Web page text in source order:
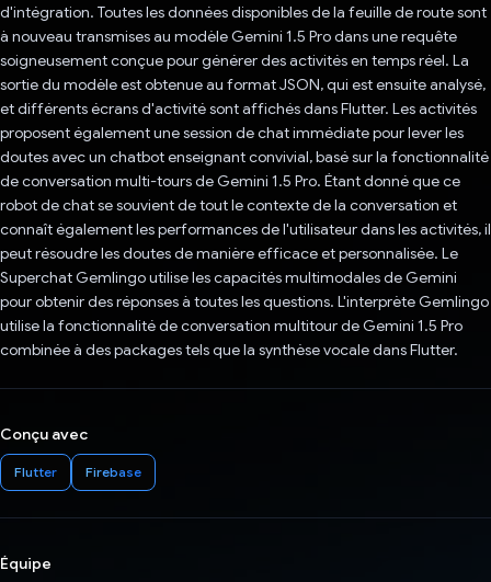
d'intégration. Toutes les données disponibles de la feuille de route sont
à nouveau transmises au modèle Gemini 1.5 Pro dans une requête
soigneusement conçue pour générer des activités en temps réel. La
sortie du modèle est obtenue au format JSON, qui est ensuite analysé,
et différents écrans d'activité sont affichés dans Flutter. Les activités
proposent également une session de chat immédiate pour lever les
doutes avec un chatbot enseignant convivial, basé sur la fonctionnalité
de conversation multi-tours de Gemini 1.5 Pro. Étant donné que ce
robot de chat se souvient de tout le contexte de la conversation et
connaît également les performances de l'utilisateur dans les activités, il
peut résoudre les doutes de manière efficace et personnalisée. Le
Superchat Gemlingo utilise les capacités multimodales de Gemini
pour obtenir des réponses à toutes les questions. L'interprète Gemlingo
utilise la fonctionnalité de conversation multitour de Gemini 1.5 Pro
combinée à des packages tels que la synthèse vocale dans Flutter.
Conçu avec
Flutter Firebase
Équipe